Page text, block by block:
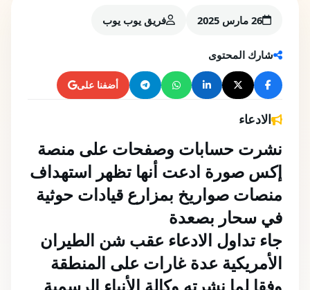
26 مارس 2025 فريق يوب يوب
شارك المحتوى
أضفنا على
الادعاء
في سحار بصعدة